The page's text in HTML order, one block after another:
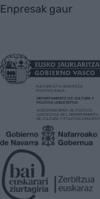
Enpresak gaur